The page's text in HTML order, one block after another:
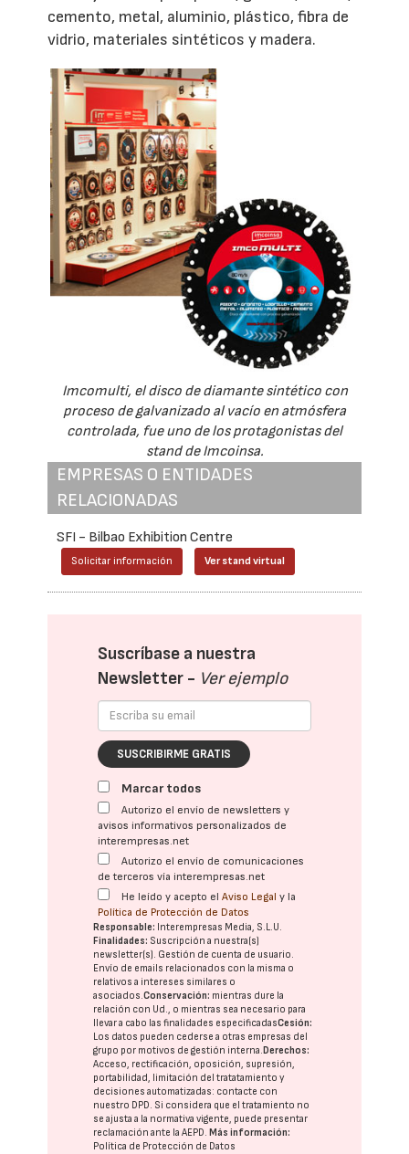
cemento, metal, aluminio, plástico, fibra de
vidrio, materiales sintéticos y madera.
Imcomulti, el disco de diamante sintético con
proceso de galvanizado al vacío en atmósfera
controlada, fue uno de los protagonistas del
stand de Imcoinsa.
EMPRESAS O ENTIDADES
RELACIONADAS
SFI - Bilbao Exhibition Centre
Solicitar información Ver stand virtual
Suscríbase a nuestra
Newsletter - Ver ejemplo
SUSCRIBIRME GRATIS
Marcar todos
Autorizo el envío de newsletters y
avisos informativos personalizados de
interempresas.net
Autorizo el envío de comunicaciones
de terceros vía interempresas.net
He leído y acepto elAviso Legal y la
Política de Protección de Datos
Responsable: Interempresas Media, S.L.U.
Finalidades: Suscripción a nuestra(s)
newsletter(s). Gestión de cuenta de usuario.
Envío de emails relacionados con la misma o
relativos a intereses similares o
asociados.Conservación: mientras dure la
relación con Ud., o mientras sea necesario para
llevar a cabo las finalidades especificadasCesión:
Los datos pueden cederse a otras empresas del
grupo por motivos de gestión interna.Derechos:
Acceso, rectificación, oposición, supresión,
portabilidad, limitación del tratatamiento y
decisiones automatizadas: contacte con
nuestro DPD. Si considera que el tratamiento no
se ajusta a la normativa vigente, puede presentar
reclamación ante laAEPD.Más información:
Política de Protección de Datos